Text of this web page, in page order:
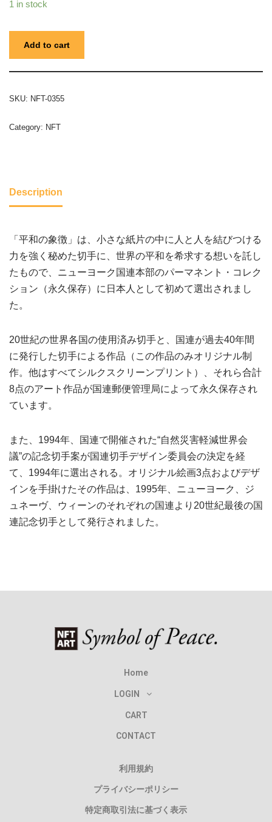
1 in stock
Add to cart
SKU: NFT-0355
Category: NFT
Description
「平和の象徴」は、小さな紙片の中に人と人を結びつける
力を強く秘めた切手に、世界の平和を希求する想いを託し
たもので、ニューヨーク国連本部のパーマネント・コレク
ション（永久保存）に日本人として初めて選出されまし
た。
20世紀の世界各国の使用済み切手と、国連が過去40年間
に発行した切手による作品（この作品のみオリジナル制
作。他はすべてシルクスクリーンプリント）、それら合計
8点のアート作品が国連郵便管理局によって永久保存され
ています。
また、1994年、国連で開催された“自然災害軽減世界会
議”の記念切手案が国連切手デザイン委員会の決定を経
て、1994年に選出される。オリジナル絵画3点およびデザ
インを手掛けたその作品は、1995年、ニューヨーク、ジ
ュネーヴ、ウィーンのそれぞれの国連より20世紀最後の国
連記念切手として発行されました。
Home
LOGIN
CART
CONTACT
利用規約
プライバシーポリシー
特定商取引法に基づく表示